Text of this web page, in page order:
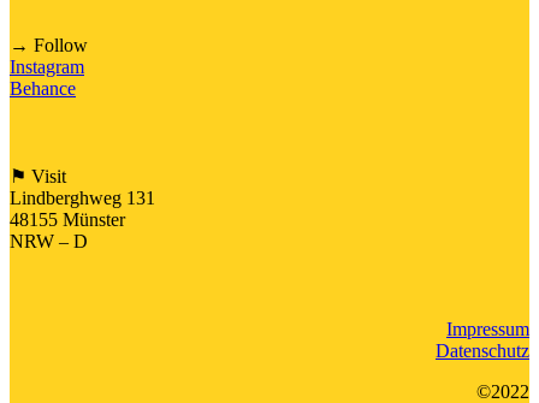
→ Follow
Instagram
Behance
⚑ Visit
Lindberghweg 131
48155 Münster
NRW – D
Impressum
Datenschutz
©2022